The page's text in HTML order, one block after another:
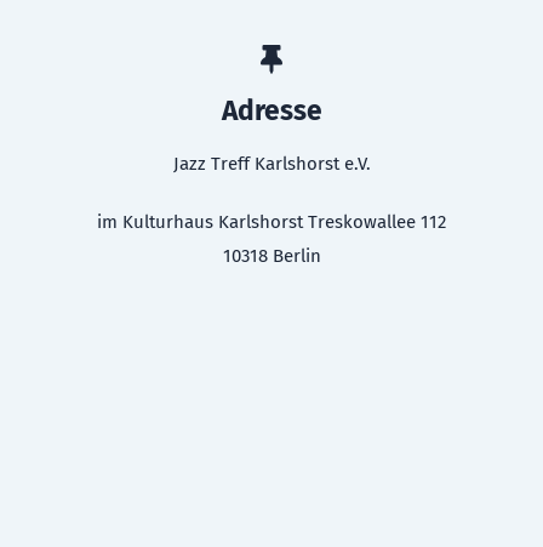
Adresse
Jazz Treff Karlshorst e.V.
im Kulturhaus Karlshorst Treskowallee 112
10318 Berlin